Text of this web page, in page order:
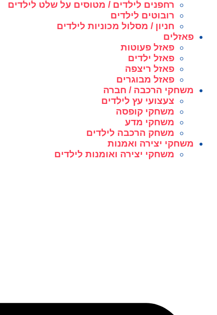
רחפנים לילדים / מטוסים על שלט לילדים
רובוטים לילדים
חניון / מסלול מכוניות לילדים
פאזלים
פאזל פעוטות
פאזל ילדים
פאזל ריצפה
פאזל מבוגרים
משחקי הרכבה / חברה
צעצועי עץ לילדים
משחקי קופסה
משחקי מדע
משחק הרכבה לילדים
משחקי יצירה ואמנות
משחקי יצירה ואומנות לילדים